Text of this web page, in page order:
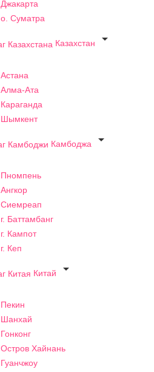
Джакарта
о. Суматра
Казахстан

Астана
Алма-Ата
Караганда
Шымкент
Камбоджа

Пномпень
Ангкор
Сиемреап
г. Баттамбанг
г. Кампот
г. Кеп
Китай

Пекин
Шанхай
Гонконг
Остров Хайнань
Гуанчжоу